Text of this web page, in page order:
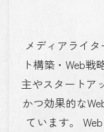
メディアライタ
ト構築・Web
主やスタートア
かつ効果的な
ています。